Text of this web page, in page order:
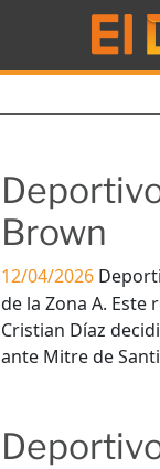
Brown
12/04/2026
de la Zona A.
Cristian Díaz
ante Mitre de